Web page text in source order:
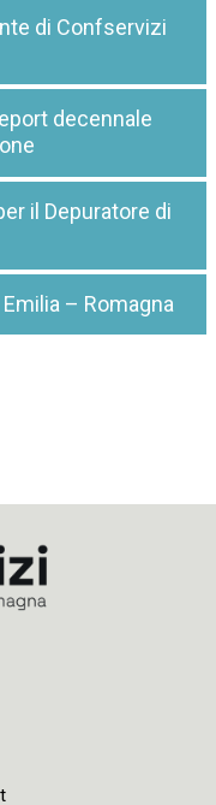
di Confservizi
decennale
il Depuratore di
– Romagna